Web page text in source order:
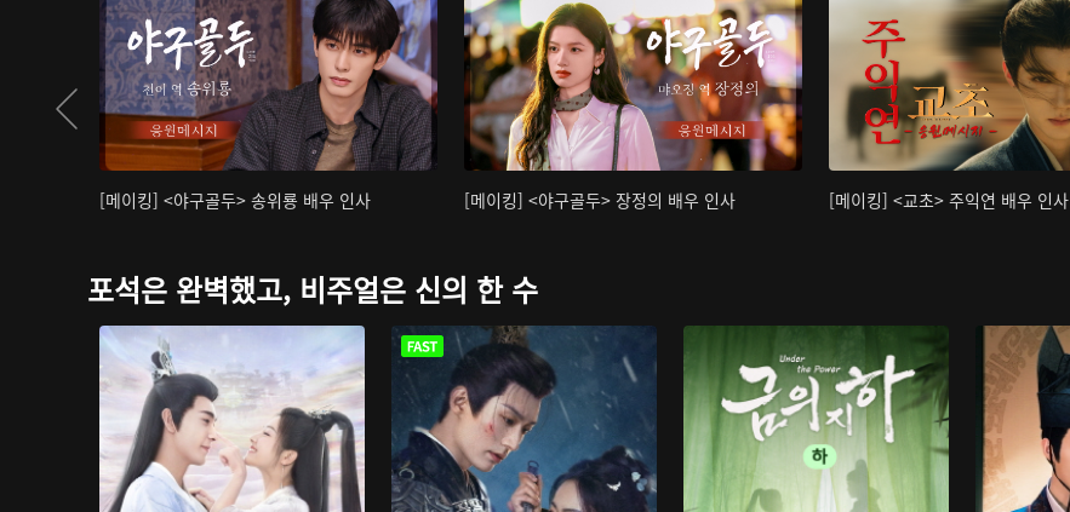
[메이킹] <야구골두> 송위룡 배우 인사 [메이킹] <야구골두> 장정의 배우 인사 [메이킹] <교초> 주익연 배우 인사
포석은 완벽했고, 비주얼은 신의 한 수